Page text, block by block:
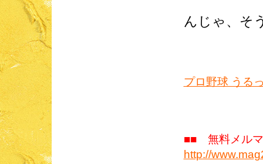
んじゃ、そ
プロ野球 うる
■■ 無料メル
http://